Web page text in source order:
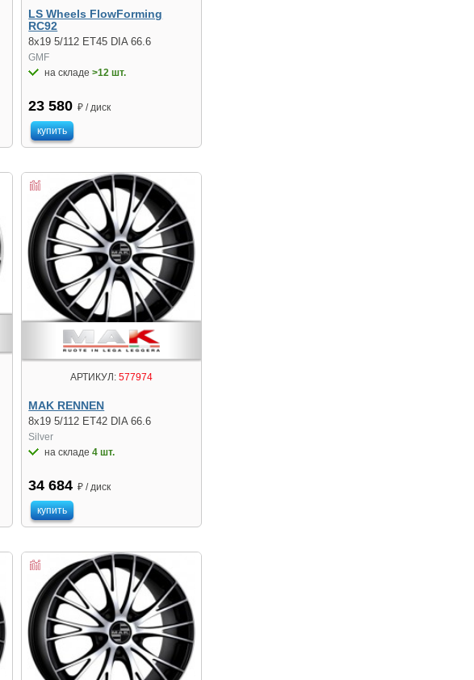
LS Wheels FlowForming
RC92
8x19 5/112 ET45 DIA 66.6
GMF
на складе>12 шт.
23 580 ₽ / диск
купить
АРТИКУЛ: 577974
MAK RENNEN
8x19 5/112 ET42 DIA 66.6
Silver
на складе4 шт.
34 684 ₽ / диск
купить